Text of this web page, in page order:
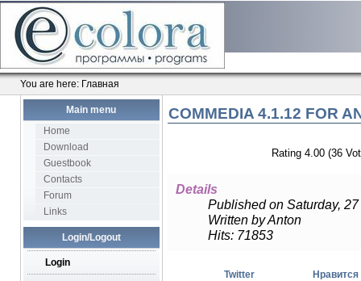
You are here: Главная
Main menu
Home
Download
Guestbook
Contacts
Forum
Links
Login/Logout
Login
COMMEDIA 4.1.12 FOR
Rating 4.00 (36
Details
Published on Saturday,
Written by Anton
Hits: 71853
Twitter Нравится